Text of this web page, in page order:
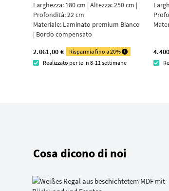
Larghezza: 180 cm | Altezza: 250 cm |
Profondità: 22 cm
Materiale: Laminato premium Bianco
| Bordo compensato
2.061,00 €
Risparmia fino a 20%
Realizzato per te in 8-11 settimane
Cosa dicono di noi